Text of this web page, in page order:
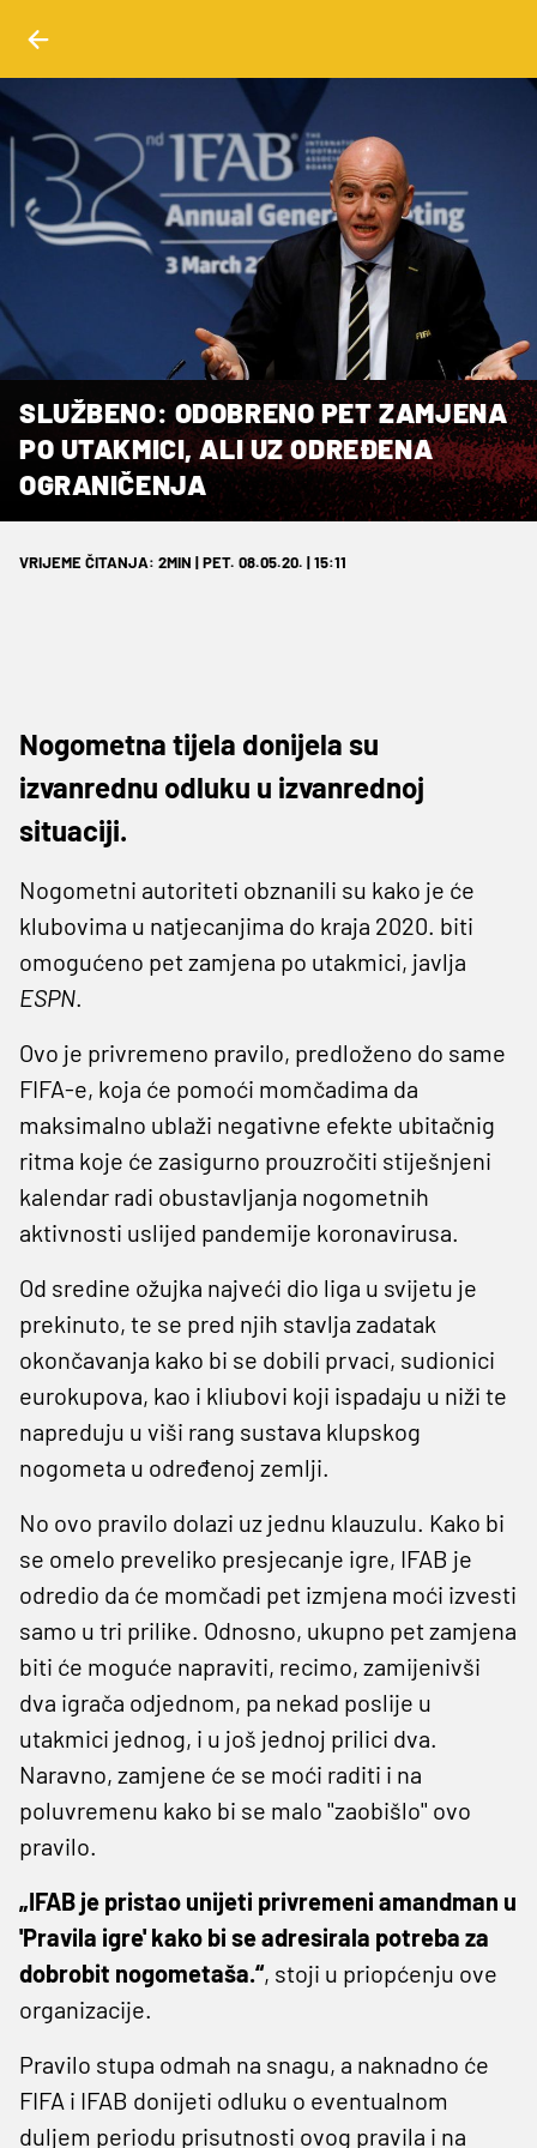
SLUŽBENO: ODOBRENO PET ZAMJENA
PO UTAKMICI, ALI UZ ODREĐENA
OGRANIČENJA
VRIJEME ČITANJA: 2MIN | PET. 08.05.20. | 15:11
Nogometna tijela donijela su
izvanrednu odluku u izvanrednoj
situaciji.
Nogometni autoriteti obznanili su kako je će
klubovima u natjecanjima do kraja 2020. biti
omogućeno pet zamjena po utakmici, javlja
ESPN.
Ovo je privremeno pravilo, predloženo do same
FIFA-e, koja će pomoći momčadima da
maksimalno ublaži negativne efekte ubitačnig
ritma koje će zasigurno prouzročiti stiješnjeni
kalendar radi obustavljanja nogometnih
aktivnosti uslijed pandemije koronavirusa.
Od sredine ožujka najveći dio liga u svijetu je
prekinuto, te se pred njih stavlja zadatak
okončavanja kako bi se dobili prvaci, sudionici
eurokupova, kao i kliubovi koji ispadaju u niži te
napreduju u viši rang sustava klupskog
nogometa u određenoj zemlji.
No ovo pravilo dolazi uz jednu klauzulu. Kako bi
se omelo preveliko presjecanje igre, IFAB je
odredio da će momčadi pet izmjena moći izvesti
samo u tri prilike. Odnosno, ukupno pet zamjena
biti će moguće napraviti, recimo, zamijenivši
dva igrača odjednom, pa nekad poslije u
utakmici jednog, i u još jednoj prilici dva.
Naravno, zamjene će se moći raditi i na
poluvremenu kako bi se malo ''zaobišlo'' ovo
pravilo.
„IFAB je pristao unijeti privremeni amandman u
'Pravila igre' kako bi se adresirala potreba za
dobrobit nogometaša.“, stoji u priopćenju ove
organizacije.
Pravilo stupa odmah na snagu, a naknadno će
FIFA i IFAB donijeti odluku o eventualnom
duljem periodu prisutnosti ovog pravila i na